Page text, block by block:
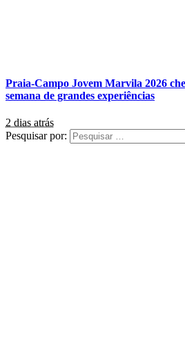
Praia-Campo Jovem Marvila 2026
semana de grandes experiências
2 dias atrás
Pesquisar por: